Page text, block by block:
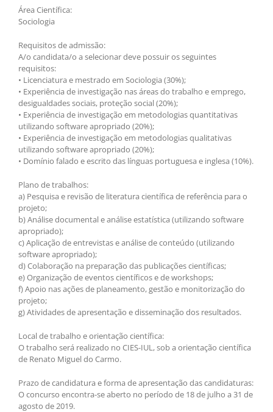
Área Científica:
Sociologia
Requisitos de admissão:
A/o candidata/o a selecionar deve possuir os seguintes
requisitos:
• Licenciatura e mestrado em Sociologia (30%);
• Experiência de investigação nas áreas do trabalho e emprego,
desigualdades sociais, proteção social (20%);
• Experiência de investigação em metodologias quantitativas
utilizando software apropriado (20%);
• Experiência de investigação em metodologias qualitativas
utilizando software apropriado (20%);
• Domínio falado e escrito das línguas portuguesa e inglesa (10%).
Plano de trabalhos:
a) Pesquisa e revisão de literatura científica de referência para o
projeto;
b) Análise documental e análise estatística (utilizando software
apropriado);
c) Aplicação de entrevistas e análise de conteúdo (utilizando
software apropriado);
d) Colaboração na preparação das publicações científicas;
e) Organização de eventos científicos e de workshops;
f) Apoio nas ações de planeamento, gestão e monitorização do
projeto;
g) Atividades de apresentação e disseminação dos resultados.
Local de trabalho e orientação científica:
O trabalho será realizado no CIES-IUL, sob a orientação científica
de Renato Miguel do Carmo.
Prazo de candidatura e forma de apresentação das candidaturas:
O concurso encontra-se aberto no período de 18 de julho a 31 de
agosto de 2019.